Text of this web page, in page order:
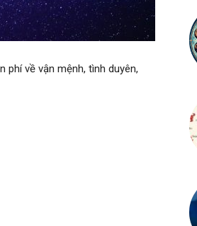
phí về vận mệnh, tình duyên,